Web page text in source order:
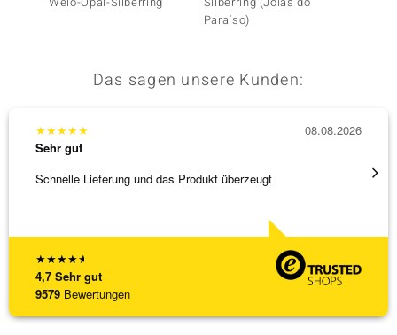
Paraíso)
Das sagen unsere Kunden:
★★★★★
4,7 Sehr gut
9579 Bewertungen
★★★★★
Sehr gut
Schnelle Lieferung und das Produkt überzeugt
08.08.2026